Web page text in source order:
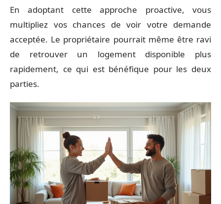
En adoptant cette approche proactive, vous
multipliez vos chances de voir votre demande
acceptée. Le propriétaire pourrait même être ravi
de retrouver un logement disponible plus
rapidement, ce qui est bénéfique pour les deux
parties.